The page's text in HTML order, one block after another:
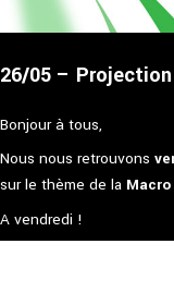
26/05 – Projection
Bonjour à tous,
Nous nous retrouvons
sur le thème de la Macro
A vendredi !